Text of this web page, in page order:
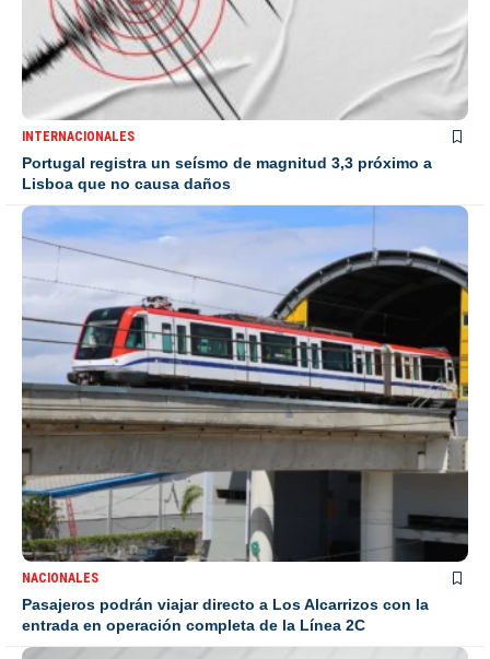
INTERNACIONALES
Portugal registra un seísmo de magnitud 3,3 próximo a
Lisboa que no causa daños
NACIONALES
Pasajeros podrán viajar directo a Los Alcarrizos con la
entrada en operación completa de la Línea 2C